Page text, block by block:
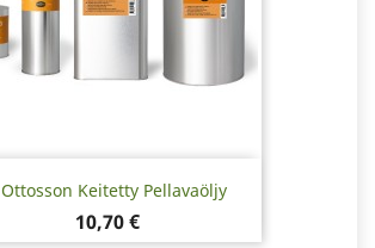
Ottosson Keitetty Pellavaöljy
Hinta
10,70 €